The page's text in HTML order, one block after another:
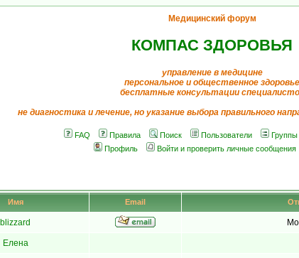
Медицинский форум
КОМПАС ЗДОРОВЬЯ
управление в медицине
персональное и общественное здоровье
бесплатные консультации
не диагностика и лечение, но указание выбора правильного
FAQ Правила Поиск Пользователи Группы
Профиль
Войти и проверить личные сообщения
Имя Email
blizzard
Елена